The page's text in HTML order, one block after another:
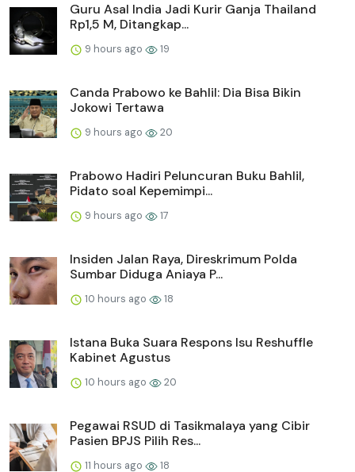
Guru Asal India Jadi Kurir Ganja Thailand
Rp1,5 M, Ditangkap...
9 hours ago 19
Canda Prabowo ke Bahlil: Dia Bisa Bikin
Jokowi Tertawa
9 hours ago 20
Prabowo Hadiri Peluncuran Buku Bahlil,
Pidato soal Kepemimpi...
9 hours ago 17
Insiden Jalan Raya, Direskrimum Polda
Sumbar Diduga Aniaya P...
10 hours ago 18
Istana Buka Suara Respons Isu Reshuffle
Kabinet Agustus
10 hours ago 20
Pegawai RSUD di Tasikmalaya yang Cibir
Pasien BPJS Pilih Res...
11 hours ago 18